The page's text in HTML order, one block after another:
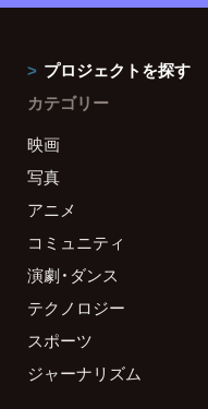
プロジェクトを探す
カテゴリー
映画
写真
アニメ
コミュニティ
演劇・ダンス
テクノロジー
スポーツ
ジャーナリズム